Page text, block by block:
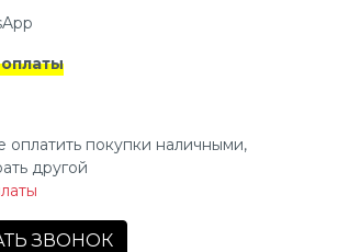
оплатить покупки наличными,
другой
ЗВОНОК